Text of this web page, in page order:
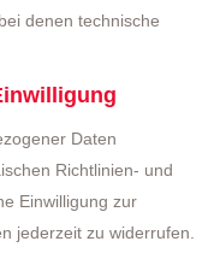
denen technische
Daten
Richtlinien- und
Einwilligung zur
jederzeit zu widerrufen.